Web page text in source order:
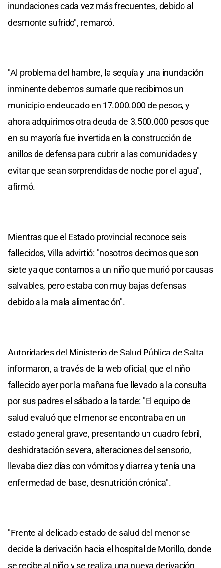
inundaciones cada vez más frecuentes, debido al
desmonte sufrido", remarcó.
"Al problema del hambre, la sequía y una inundación
inminente debemos sumarle que recibimos un
municipio endeudado en 17.000.000 de pesos, y
ahora adquirimos otra deuda de 3.500.000 pesos que
en su mayoría fue invertida en la construcción de
anillos de defensa para cubrir a las comunidades y
evitar que sean sorprendidas de noche por el agua",
afirmó.
Mientras que el Estado provincial reconoce seis
fallecidos, Villa advirtió: "nosotros decimos que son
siete ya que contamos a un niño que murió por causas
salvables, pero estaba con muy bajas defensas
debido a la mala alimentación".
Autoridades del Ministerio de Salud Pública de Salta
informaron, a través de la web oficial, que el niño
fallecido ayer por la mañana fue llevado a la consulta
por sus padres el sábado a la tarde: "El equipo de
salud evaluó que el menor se encontraba en un
estado general grave, presentando un cuadro febril,
deshidratación severa, alteraciones del sensorio,
llevaba diez días con vómitos y diarrea y tenía una
enfermedad de base, desnutrición crónica".
"Frente al delicado estado de salud del menor se
decide la derivación hacia el hospital de Morillo, donde
se recibe al niño y se realiza una nueva derivación